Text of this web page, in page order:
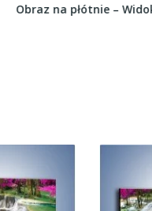
Obraz na płótnie – Widok z latarni na zachód...